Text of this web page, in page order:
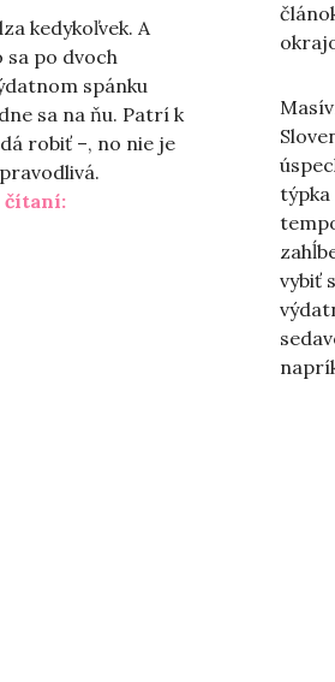
ženy?“
kedykoľvek. A
sa po dvoch
spánku
sa na ňu. Patrí k
robiť –, no nie je
čítaní:„Zradené vlastným telom“
týpka
vybiť